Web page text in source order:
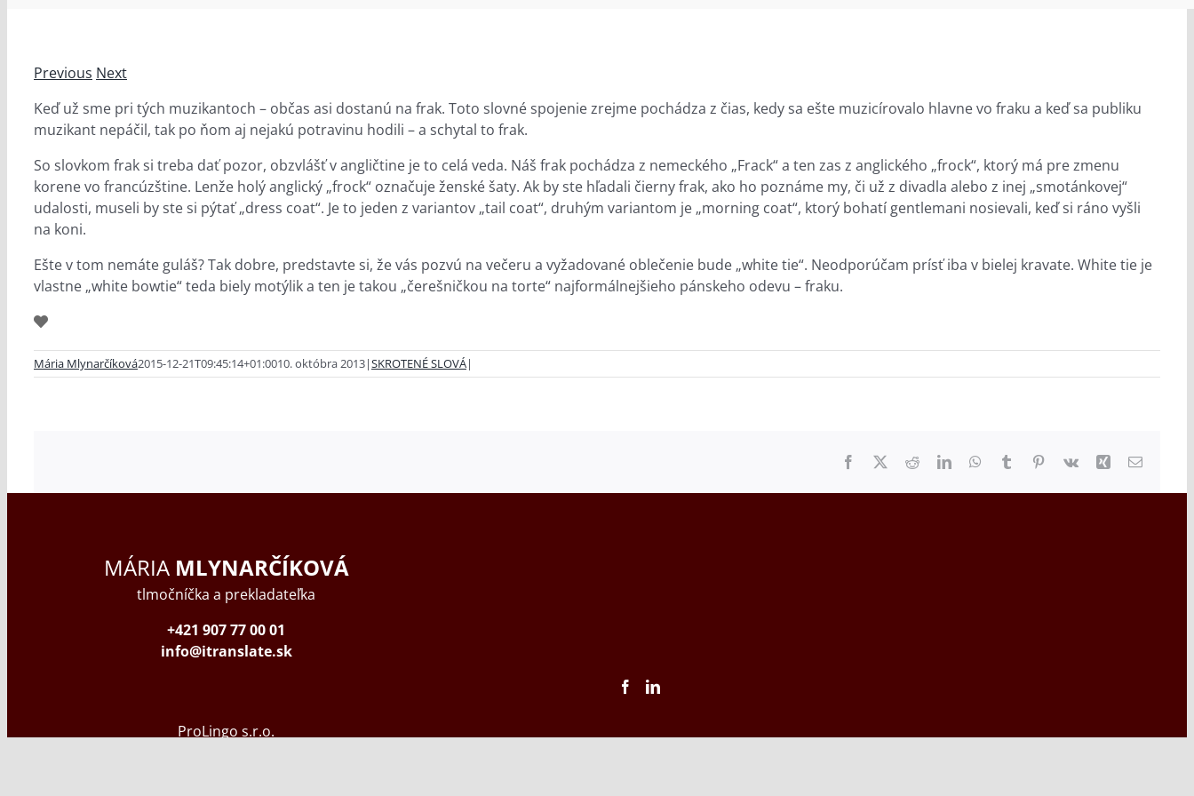
Previous Next
Keď už sme pri tých muzikantoch – občas asi dostanú na frak. Toto slovné spojenie zrejme pochádza z čias, kedy sa ešte muzicírovalo hlavne vo fraku a keď sa publiku
muzikant nepáčil, tak po ňom aj nejakú potravinu hodili – a schytal to frak.
So slovkom frak si treba dať pozor, obzvlášť v angličtine je to celá veda. Náš frak pochádza z nemeckého „Frack“ a ten zas z anglického „frock“, ktorý má pre zmenu
korene vo francúzštine. Lenže holý anglický „frock“ označuje ženské šaty. Ak by ste hľadali čierny frak, ako ho poznáme my, či už z divadla alebo z inej „smotánkovej“
udalosti, museli by ste si pýtať „dress coat“. Je to jeden z variantov „tail coat“, druhým variantom je „morning coat“, ktorý bohatí gentlemani nosievali, keď si ráno vyšli
na koni.
Ešte v tom nemáte guláš? Tak dobre, predstavte si, že vás pozvú na večeru a vyžadované oblečenie bude „white tie“. Neodporúčam prísť iba v bielej kravate. White tie je
vlastne „white bowtie“ teda biely motýlik a ten je takou „čerešničkou na torte“ najformálnejšieho pánskeho odevu – fraku.
Mária Mlynarčíková2015-12-21T09:45:14+01:0010. októbra 2013|SKROTENÉ SLOVÁ|
Facebook RedditLinkedInWhatsApp
Tumblr Pinterest
Vk Xing Email
MÁRIA MLYNARČÍKOVÁ
tlmočníčka a prekladateľka
+421 907 77 00 01
info@itranslate.sk
ProLingo s.r.o.